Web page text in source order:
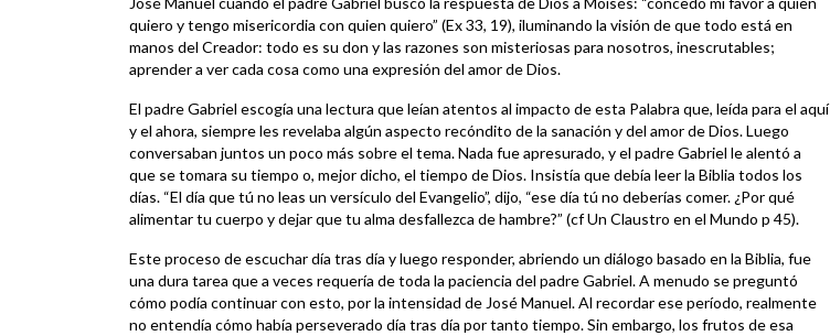
quiero y tengo misericordia con quien quiero” (Ex 33, 19), iluminando la visión de que todo está en
manos del Creador: todo es su don y las razones son misteriosas para nosotros, inescrutables;
aprender a ver cada cosa como una expresión del amor de Dios.
El padre Gabriel escogía una lectura que leían atentos al impacto de esta Palabra que, leída para el aquí
y el ahora, siempre les revelaba algún aspecto recóndito de la sanación y del amor de Dios. Luego
conversaban juntos un poco más sobre el tema. Nada fue apresurado, y el padre Gabriel le alentó a
que se tomara su tiempo o, mejor dicho, el tiempo de Dios. Insistía que debía leer la Biblia todos los
días. “El día que tú no leas un versículo del Evangelio”, dijo, “ese día tú no deberías comer. ¿Por qué
alimentar tu cuerpo y dejar que tu alma desfallezca de hambre?” (cf Un Claustro en el Mundo p 45).
Este proceso de escuchar día tras día y luego responder, abriendo un diálogo basado en la Biblia, fue
una dura tarea que a veces requería de toda la paciencia del padre Gabriel. A menudo se preguntó
cómo podía continuar con esto, por la intensidad de José Manuel. Al recordar ese período, realmente
no entendía cómo había perseverado día tras día por tanto tiempo. Sin embargo, los frutos de esa